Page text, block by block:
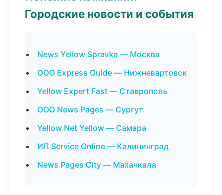
Городские новости и события
News Yellow Spravka — Москва
ООО Express Guide — Нижневартовск
Yellow Expert Fast — Ставрополь
ООО News Pages — Сургут
Yellow Net Yellow — Самара
ИП Service Online — Калининград
News Pages City — Махачкала